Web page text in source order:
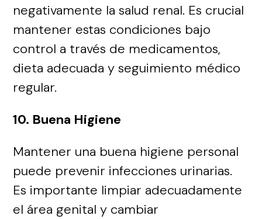
negativamente la salud renal. Es crucial
mantener estas condiciones bajo
control a través de medicamentos,
dieta adecuada y seguimiento médico
regular.
10. Buena Higiene
Mantener una buena higiene personal
puede prevenir infecciones urinarias.
Es importante limpiar adecuadamente
el área genital y cambiar